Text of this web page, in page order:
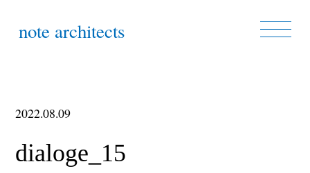
note architects
2022.08.09
dialoge_15